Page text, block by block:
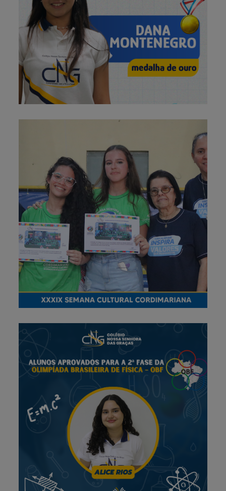
Premiações – Olimpíada
Nacional de Ciências (ONC)
24 de outubro de 2025
Fotos – Encerramento da 39ª
Semana Cultural Cordimariana
7 de julho de 2025
Olimpíada Brasileira de Física –
Alunos aprovados para a 2ª fase